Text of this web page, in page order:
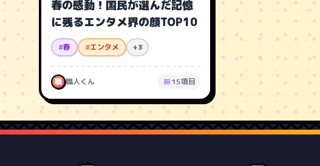
春の感動！国民が選んだ記憶
に残るエンタメ界の顔TOP10
#春 #エンタメ +3
職 職人くん 15項目